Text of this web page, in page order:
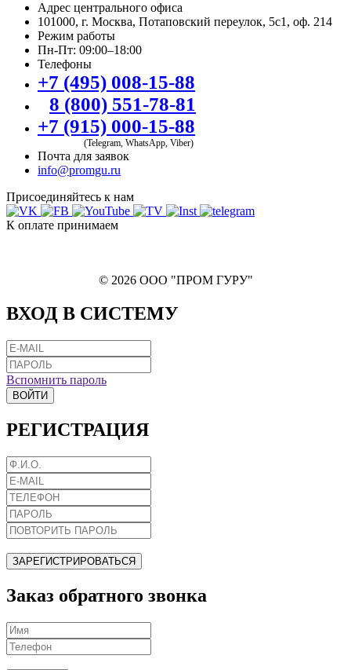
Адрес центрального офиса
101000, г. Москва, Потаповский переулок, 5с1, оф. 214
Режим работы
Пн-Пт: 09:00–18:00
Телефоны
+7 (495) 008-15-88
8 (800) 551-78-81
+7 (915) 000-15-88
(Telegram, WhatsApp, Viber)
Почта для заявок
info@promgu.ru
Присоединяйтесь к нам
К оплате принимаем
© 2026 ООО "ПРОМ ГУРУ"
ВХОД В СИСТЕМУ
Вспомнить пароль
ВОЙТИ
РЕГИСТРАЦИЯ
ЗАРЕГИСТРИРОВАТЬСЯ
Заказ обратного звонка